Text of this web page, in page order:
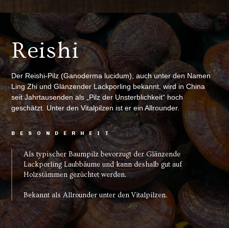
Reishi
Der Reishi-Pilz (Ganoderma lucidum), auch unter den Namen
Ling Zhi und Glänzender Lackporling bekannt, wird in China
seit Jahrtausenden als „Pilz der Unsterblichkeit“ hoch
geschätzt. Unter den Vitalpilzen ist er ein Allrounder.
BESONDERHEIT
Als typischer Baumpilz bevorzugt der Glänzende
Lackporling Laubbäume und kann deshalb gut auf
Holzstämmen gezüchtet werden.
Bekannt als Allrounder unter den Vitalpilzen.